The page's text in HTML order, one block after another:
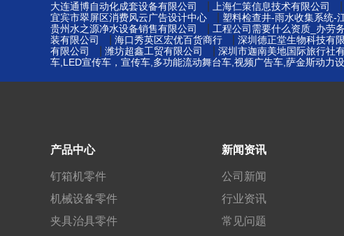
大连通博自动化成套设备有限公司 上海仁策信息技术有限公司
宜宾市翠屏区消费风云广告设计中心 塑料检查井-雨水收集系统-
贵州水之源净水设备销售有限公司 工程公司需要什么资质_办劳
装有限公司
海口秀英区宏优百货商行 深圳德正堂生物科技有
有限公司
潍坊超鑫工贸有限公司 深圳市迦南美地国际旅行社
车,LED宣传车，宣传车,多功能流动舞台车,视频广告车,萨金斯动力
产品中心
钉箱机零件
机械设备零件
夹具治具零件
新闻资讯
公司新闻
行业资讯
常见问题